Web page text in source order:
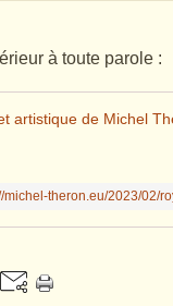
à toute parole :
artistique de Michel
michel-theron.eu/2023/02/